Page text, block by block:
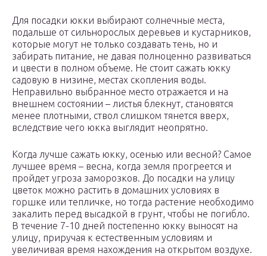
Для посадки юкки выбирают солнечные места,
подальше от сильнорослых деревьев и кустарников,
которые могут не только создавать тень, но и
забирать питание, не давая полноценно развиваться
и цвести в полном объеме. Не стоит сажать юкку
садовую в низине, местах скопления воды.
Неправильно выбранное место отражается и на
внешнем состоянии – листья блекнут, становятся
менее плотными, ствол слишком тянется вверх,
вследствие чего юкка выглядит неопрятно.
Когда лучше сажать юкку, осенью или весной? Самое
лучшее время – весна, когда земля прогреется и
пройдет угроза заморозков. До посадки на улицу
цветок можно растить в домашних условиях в
горшке или тепличке, но тогда растение необходимо
закалить перед высадкой в грунт, чтобы не погибло.
В течение 7-10 дней постепенно юкку выносят на
улицу, приручая к естественным условиям и
увеличивая время нахождения на открытом воздухе.